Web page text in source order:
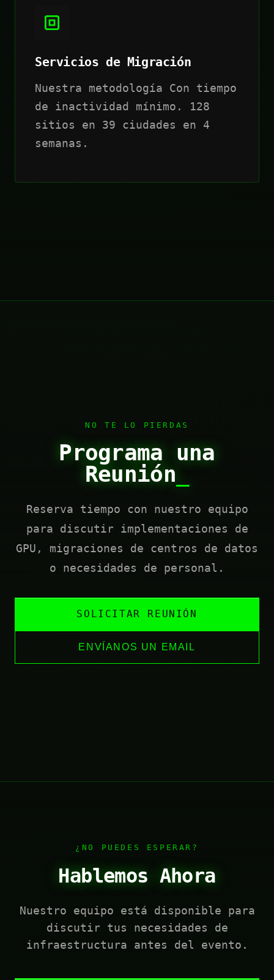
Servicios de Migración
Nuestra metodología Con tiempo
de inactividad mínimo. 128
sitios en 39 ciudades en 4
semanas.
NO TE LO PIERDAS
Programa una
Reunión
Reserva tiempo con nuestro equipo
para discutir implementaciones de
GPU, migraciones de centros de datos
o necesidades de personal.
SOLICITAR REUNIÓN
ENVÍANOS UN EMAIL
¿NO PUEDES ESPERAR?
Hablemos Ahora
Nuestro equipo está disponible para
discutir tus necesidades de
infraestructura antes del evento.